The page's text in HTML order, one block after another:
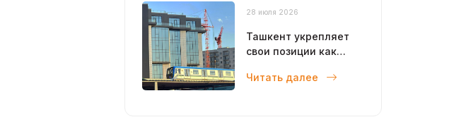
28 июля 2026
Ташкент укрепляет
свои позиции как
мегаполис
Читать далее